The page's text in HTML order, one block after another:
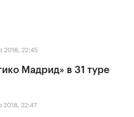
2018, 22:45
Мадрид» в 31 туре
2018, 22:47